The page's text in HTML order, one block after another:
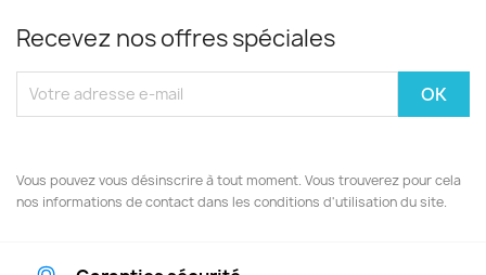
Recevez nos offres spéciales
Vous pouvez vous désinscrire à tout moment. Vous trouverez pour cela
nos informations de contact dans les conditions d'utilisation du site.